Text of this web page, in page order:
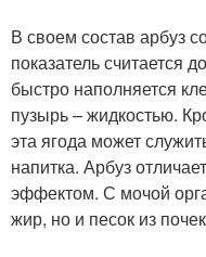
В своем состав арбуз
показатель считается
быстро наполняется
пузырь – жидкостью.
эта ягода может
напитка. Арбуз
эффектом. С мочой
жир, но и песок из